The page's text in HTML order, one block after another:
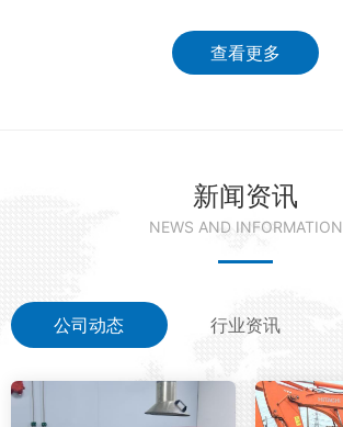
查看更多
新闻资讯
NEWS AND INFORMATION
公司动态 行业资讯